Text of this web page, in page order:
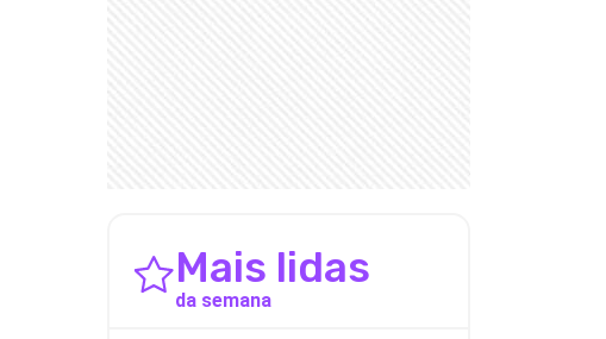
Mais lidas
da semana